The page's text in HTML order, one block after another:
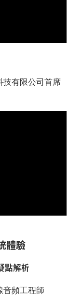
技有限公司首席
體驗
點解析
音頻工程師